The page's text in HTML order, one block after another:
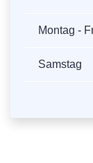
Montag -
Samstag